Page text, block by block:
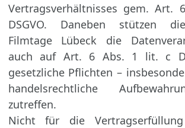
Vertragsverhältnisses gem.
DSGVO. Daneben stützen
Filmtage Lübeck die
auch auf Art. 6 Abs. 1 lit. c
gesetzliche Pflichten –
handelsrechtliche
zutreffen.
Nicht für die